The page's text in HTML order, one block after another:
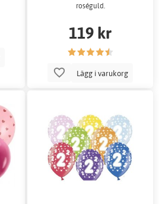
roséguld.
119 kr
Lägg i varukorg